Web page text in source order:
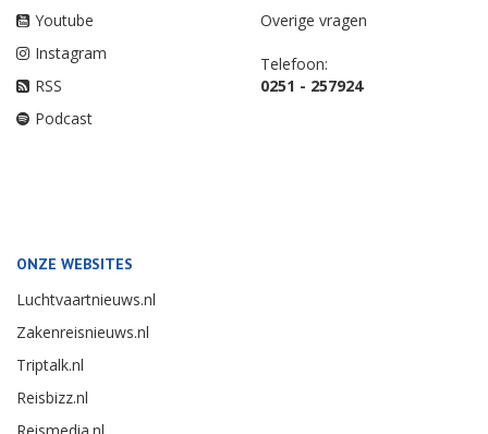
Youtube
Instagram
RSS
Podcast
Overige vragen
Telefoon:
0251 - 257924
ONZE WEBSITES
Luchtvaartnieuws.nl
Zakenreisnieuws.nl
Triptalk.nl
Reisbizz.nl